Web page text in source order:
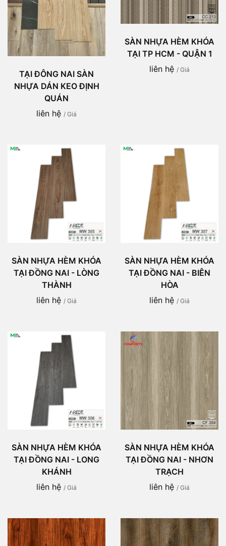
TẠI ĐÔNG NAI SÀN
NHỰA DÁN KEO ĐỊNH
QUÁN
liên hệ / Giá
SÀN NHỰA HÈM KHÓA
TẠI TP HCM - QUẬN 1
liên hệ / Giá
SÀN NHỰA HÈM KHÓA
TẠI ĐỒNG NAI - LÒNG
THÀNH
liên hệ / Giá
SÀN NHỰA HÈM KHÓA
TẠI ĐỒNG NAI - BIÊN
HÒA
liên hệ / Giá
SÀN NHỰA HÈM KHÓA
TẠI ĐỒNG NAI - LONG
KHÁNH
liên hệ / Giá
SÀN NHỰA HÈM KHÓA
TẠI ĐỒNG NAI - NHƠN
TRẠCH
liên hệ / Giá